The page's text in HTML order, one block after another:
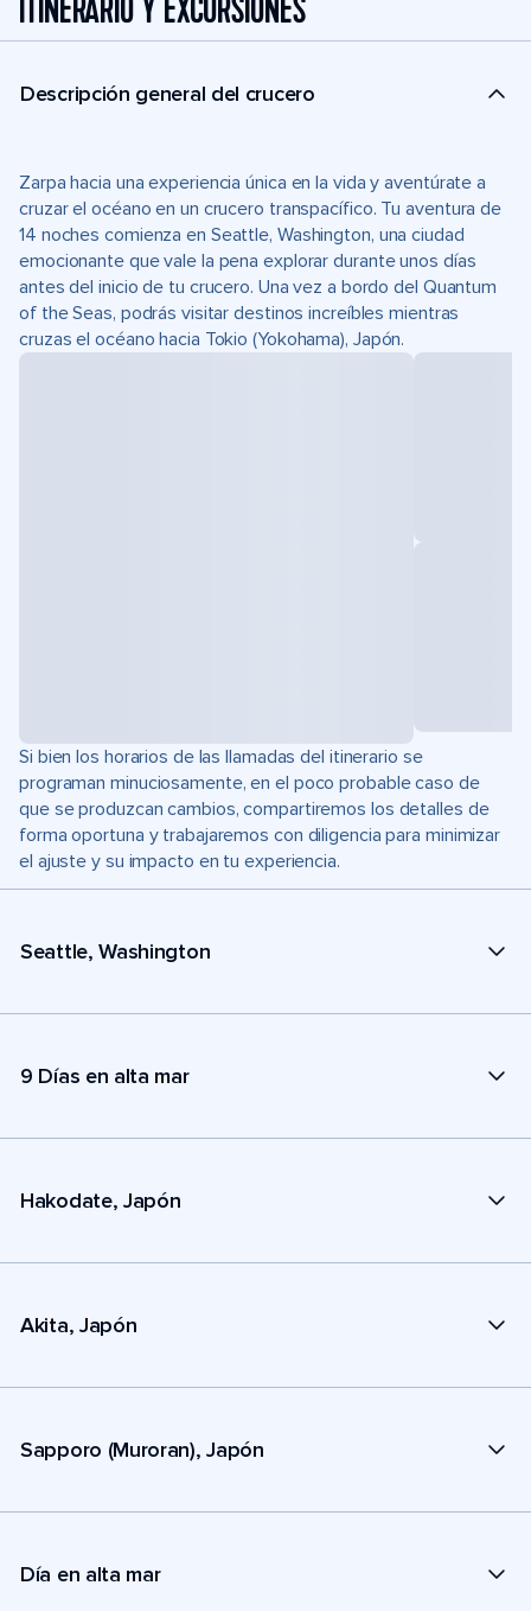
ITINERARIO Y EXCURSIONES
Descripción general del crucero
Zarpa hacia una experiencia única en la vida y aventúrate a
cruzar el océano en un crucero transpacífico. Tu aventura de
14 noches comienza en Seattle, Washington, una ciudad
emocionante que vale la pena explorar durante unos días
antes del inicio de tu crucero. Una vez a bordo del Quantum
of the Seas, podrás visitar destinos increíbles mientras
cruzas el océano hacia Tokio (Yokohama), Japón.
Si bien los horarios de las llamadas del itinerario se
programan minuciosamente, en el poco probable caso de
que se produzcan cambios, compartiremos los detalles de
forma oportuna y trabajaremos con diligencia para minimizar
el ajuste y su impacto en tu experiencia.
Seattle, Washington
9 Días en alta mar
Hakodate, Japón
Akita, Japón
Sapporo (Muroran), Japón
Día en alta mar